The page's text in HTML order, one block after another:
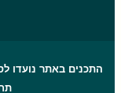
התכנים באתר נועדו